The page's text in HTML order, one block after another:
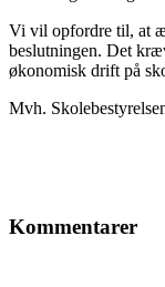
Vi vil opfordre til, at
beslutningen. Det
økonomisk drift på
Mvh.
Kommentarer